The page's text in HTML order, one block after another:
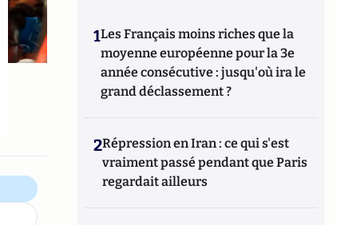
1Les Français moins riches que la
moyenne européenne pour la 3e
année consécutive : jusqu'où ira le
grand déclassement ?
2Répression en Iran : ce qui s'est
vraiment passé pendant que Paris
regardait ailleurs